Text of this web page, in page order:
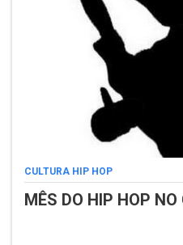
CULTURA HIP HOP
MÊS DO HIP HOP NO